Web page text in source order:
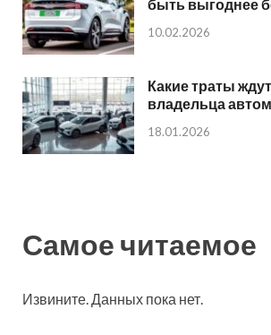
быть выгоднее
10.02.2026
Какие траты
владельца
18.01.2026
Самое читаемое
Извините. Данных пока нет.